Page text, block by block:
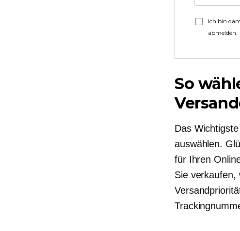
Ich bin
abmelden.
So
Das
auswählen.
für Ihren
Sie verkaufen,